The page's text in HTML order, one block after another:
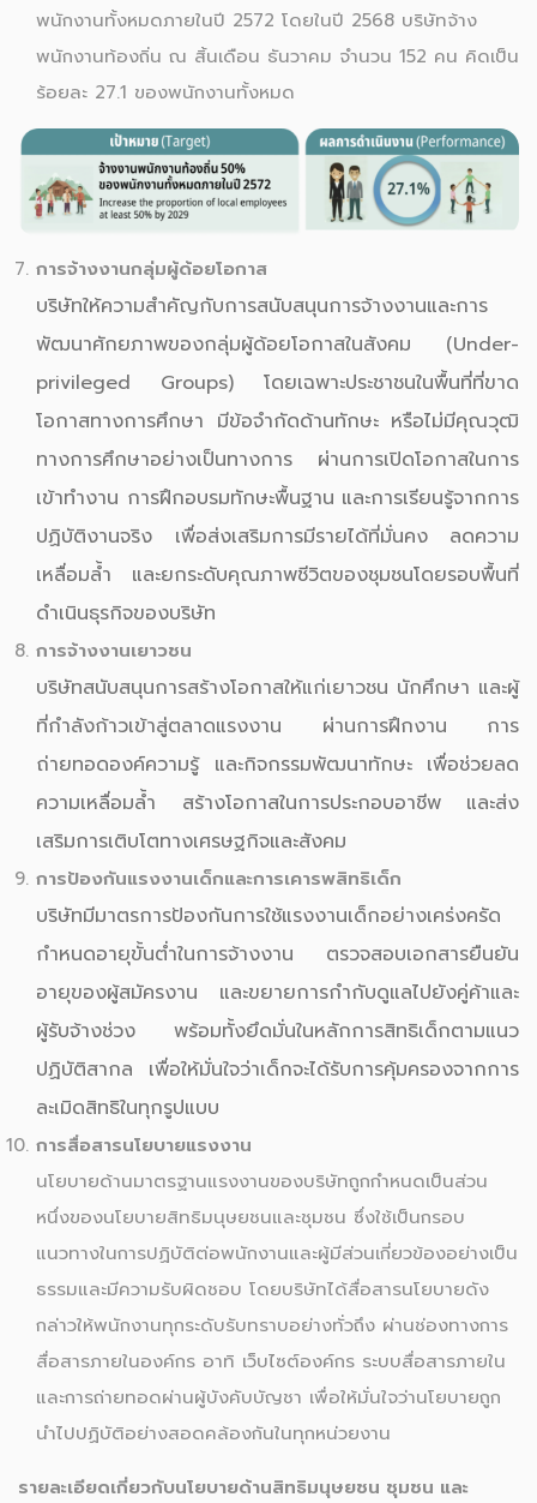
พนักงานทั้งหมดภายในปี 2572 โดยในปี 2568 บริษัทจ้าง
พนักงานท้องถิ่น ณ สิ้นเดือน ธันวาคม จำนวน 152 คน คิดเป็น
ร้อยละ 27.1 ของพนักงานทั้งหมด
การจ้างงานกลุ่มผู้ด้อยโอกาส
บริษัทให้ความสำคัญกับการสนับสนุนการจ้างงานและการ
พัฒนาศักยภาพของกลุ่มผู้ด้อยโอกาสในสังคม (Under-
privileged Groups) โดยเฉพาะประชาชนในพื้นที่ที่ขาด
โอกาสทางการศึกษา มีข้อจำกัดด้านทักษะ หรือไม่มีคุณวุฒิ
ทางการศึกษาอย่างเป็นทางการ ผ่านการเปิดโอกาสในการ
เข้าทำงาน การฝึกอบรมทักษะพื้นฐาน และการเรียนรู้จากการ
ปฏิบัติงานจริง เพื่อส่งเสริมการมีรายได้ที่มั่นคง ลดความ
เหลื่อมล้ำ และยกระดับคุณภาพชีวิตของชุมชนโดยรอบพื้นที่
ดำเนินธุรกิจของบริษัท
การจ้างงานเยาวชน
บริษัทสนับสนุนการสร้างโอกาสให้แก่เยาวชน นักศึกษา และผู้
ที่กำลังก้าวเข้าสู่ตลาดแรงงาน ผ่านการฝึกงาน การ
ถ่ายทอดองค์ความรู้ และกิจกรรมพัฒนาทักษะ เพื่อช่วยลด
ความเหลื่อมล้ำ สร้างโอกาสในการประกอบอาชีพ และส่ง
เสริมการเติบโตทางเศรษฐกิจและสังคม
การป้องกันแรงงานเด็กและการเคารพสิทธิเด็ก
บริษัทมีมาตรการป้องกันการใช้แรงงานเด็กอย่างเคร่งครัด
กำหนดอายุขั้นต่ำในการจ้างงาน ตรวจสอบเอกสารยืนยัน
อายุของผู้สมัครงาน และขยายการกำกับดูแลไปยังคู่ค้าและ
ผู้รับจ้างช่วง พร้อมทั้งยึดมั่นในหลักการสิทธิเด็กตามแนว
ปฏิบัติสากล เพื่อให้มั่นใจว่าเด็กจะได้รับการคุ้มครองจากการ
ละเมิดสิทธิในทุกรูปแบบ
การสื่อสารนโยบายแรงงาน
นโยบายด้านมาตรฐานแรงงานของบริษัทถูกกำหนดเป็นส่วน
หนึ่งของนโยบายสิทธิมนุษยชนและชุมชน ซึ่งใช้เป็นกรอบ
แนวทางในการปฏิบัติต่อพนักงานและผู้มีส่วนเกี่ยวข้องอย่างเป็น
ธรรมและมีความรับผิดชอบ โดยบริษัทได้สื่อสารนโยบายดัง
กล่าวให้พนักงานทุกระดับรับทราบอย่างทั่วถึง ผ่านช่องทางการ
สื่อสารภายในองค์กร อาทิ เว็บไซต์องค์กร ระบบสื่อสารภายใน
และการถ่ายทอดผ่านผู้บังคับบัญชา เพื่อให้มั่นใจว่านโยบายถูก
นำไปปฏิบัติอย่างสอดคล้องกันในทุกหน่วยงาน
รายละเอียดเกี่ยวกับนโยบายด้านสิทธิมนุษยชน ชุมชน และ